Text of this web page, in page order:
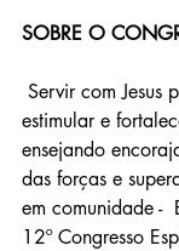
SOBRE O
estimular e
ensejando
das forças e
em comunidade -
12º Congresso